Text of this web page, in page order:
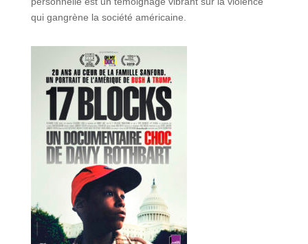
qui gangrène la société américaine.